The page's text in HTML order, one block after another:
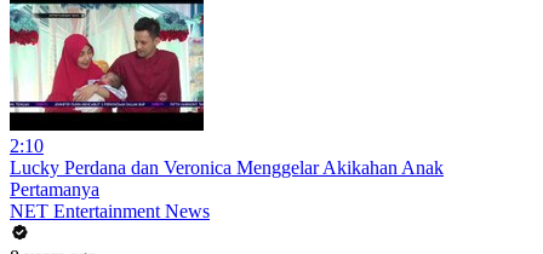
2:10
Lucky Perdana dan Veronica Menggelar Akikahan Anak
Pertamanya
NET Entertainment News